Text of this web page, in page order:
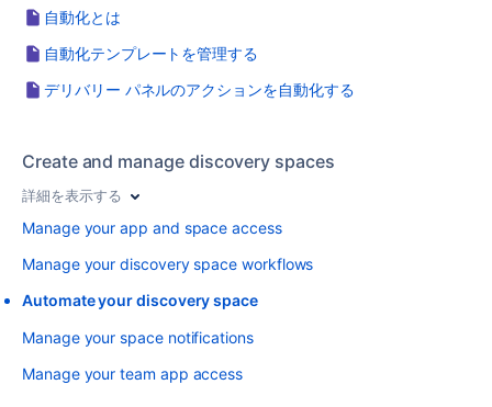
自動化とは
自動化テンプレートを管理する
デリバリー パネルのアクションを自動化する
Create and manage discovery spaces
詳細を表示する
Manage your app and space access
Manage your discovery space workflows
Automate your discovery space
Manage your space notifications
Manage your team app access